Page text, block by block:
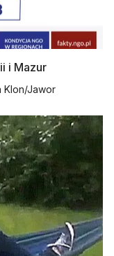
i Mazur
Klon/Jawor